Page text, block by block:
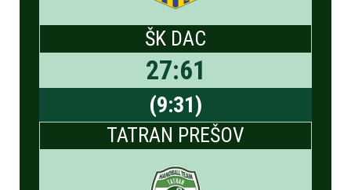
ŠK DAC
27:61
(9:31)
TATRAN PREŠOV